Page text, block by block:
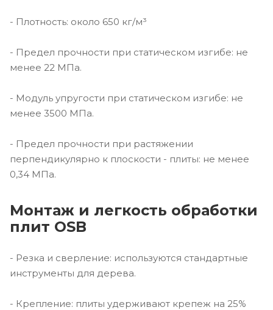
- Плотность: около 650 кг/м³
- Предел прочности при статическом изгибе: не
менее 22 МПа.
- Модуль упругости при статическом изгибе: не
менее 3500 МПа.
- Предел прочности при растяжении
перпендикулярно к плоскости - плиты: не менее
0,34 МПа.
Монтаж и легкость обработки
плит OSB
- Резка и сверление: используются стандартные
инструменты для дерева.
- Крепление: плиты удерживают крепеж на 25%